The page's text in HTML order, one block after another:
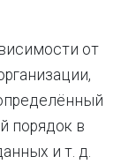
от
порядок в
и т. д.